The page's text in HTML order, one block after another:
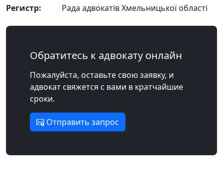
Регистр:
Рада адвокатів Хмельницької області
Обратитесь к адвокату онлайн
Пожалуйста, оставьте свою заявку, и
адвокат свяжется с вами в кратчайшие
сроки.
Отправить запрос